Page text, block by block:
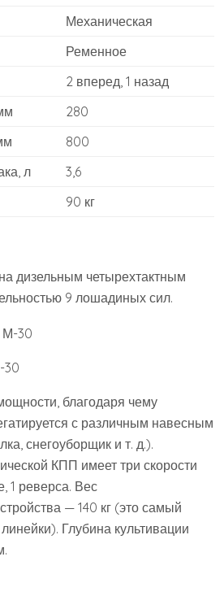
Механическая
Ременное
2 вперед, 1 назад
280
800
л
3,6
90 кг
дизельным четырехтактным
9 лошадиных сил.
30
благодаря чему
с различным навесным
снегоуборщик и т. д.).
КПП имеет три скорости
1 реверса. Вес
— 140 кг (это самый
Глубина культивации